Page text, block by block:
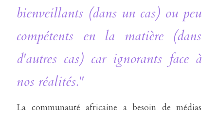
bienveillants (dans un cas) ou peu
compétents en la matière (dans
d'autres cas) car ignorants face à
nos réalités."
La communauté africaine a besoin de médias